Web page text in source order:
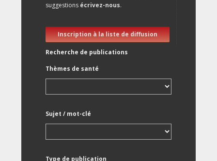
suggestions écrivez-nous.
Inscription à la liste de diffusion
Recherche de publications
Thèmes de santé
Sujet / mot-clé
Type de publication